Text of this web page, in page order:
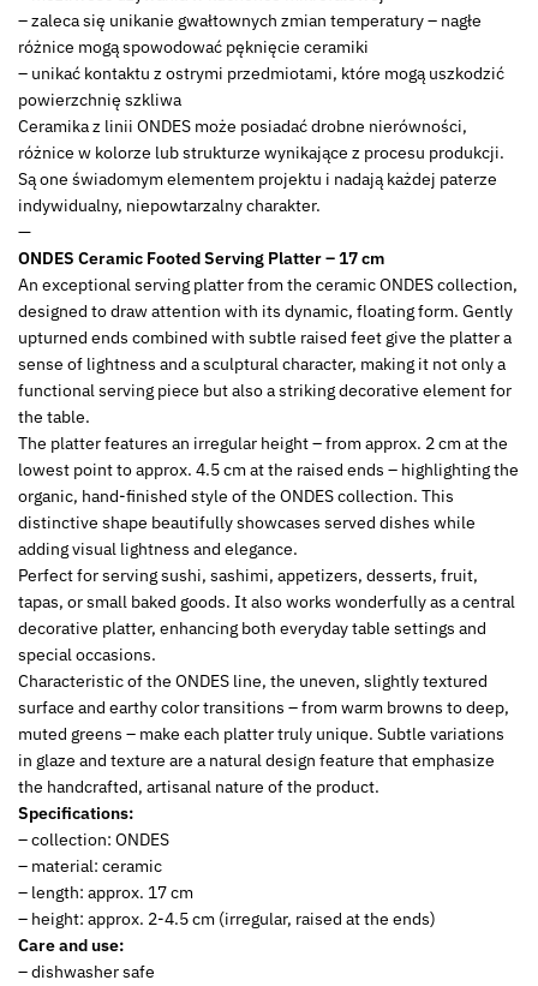
– zaleca się unikanie gwałtownych zmian temperatury – nagłe
różnice mogą spowodować pęknięcie ceramiki
– unikać kontaktu z ostrymi przedmiotami, które mogą uszkodzić
powierzchnię szkliwa
Ceramika z linii ONDES może posiadać drobne nierówności,
różnice w kolorze lub strukturze wynikające z procesu produkcji.
Są one świadomym elementem projektu i nadają każdej paterze
indywidualny, niepowtarzalny charakter.
—
ONDES Ceramic Footed Serving Platter – 17 cm
An exceptional serving platter from the ceramic ONDES collection,
designed to draw attention with its dynamic, floating form. Gently
upturned ends combined with subtle raised feet give the platter a
sense of lightness and a sculptural character, making it not only a
functional serving piece but also a striking decorative element for
the table.
The platter features an irregular height – from approx. 2 cm at the
lowest point to approx. 4.5 cm at the raised ends – highlighting the
organic, hand-finished style of the ONDES collection. This
distinctive shape beautifully showcases served dishes while
adding visual lightness and elegance.
Perfect for serving sushi, sashimi, appetizers, desserts, fruit,
tapas, or small baked goods. It also works wonderfully as a central
decorative platter, enhancing both everyday table settings and
special occasions.
Characteristic of the ONDES line, the uneven, slightly textured
surface and earthy color transitions – from warm browns to deep,
muted greens – make each platter truly unique. Subtle variations
in glaze and texture are a natural design feature that emphasize
the handcrafted, artisanal nature of the product.
Specifications:
– collection: ONDES
– material: ceramic
– length: approx. 17 cm
– height: approx. 2-4.5 cm (irregular, raised at the ends)
Care and use:
– dishwasher safe